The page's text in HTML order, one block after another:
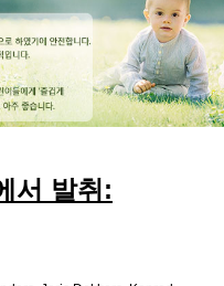
서 발취: